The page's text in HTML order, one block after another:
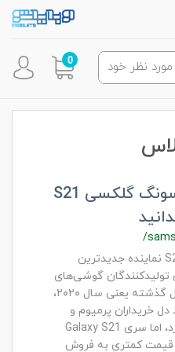
0
راهنمای خرید سامسونگ گلکسی S21
/
سری سامسونگ گلکسی S21 نماینده جدیدترین
تولیدکنندگان گوشی‌های
هوشمند در جهان است. سال گذشته یعنی سال ۲۰۲۰،
خریداران پرمیوم و
بالارده خود را به دست بیاورد، اما سری Galaxy S21
کمتری به فروش